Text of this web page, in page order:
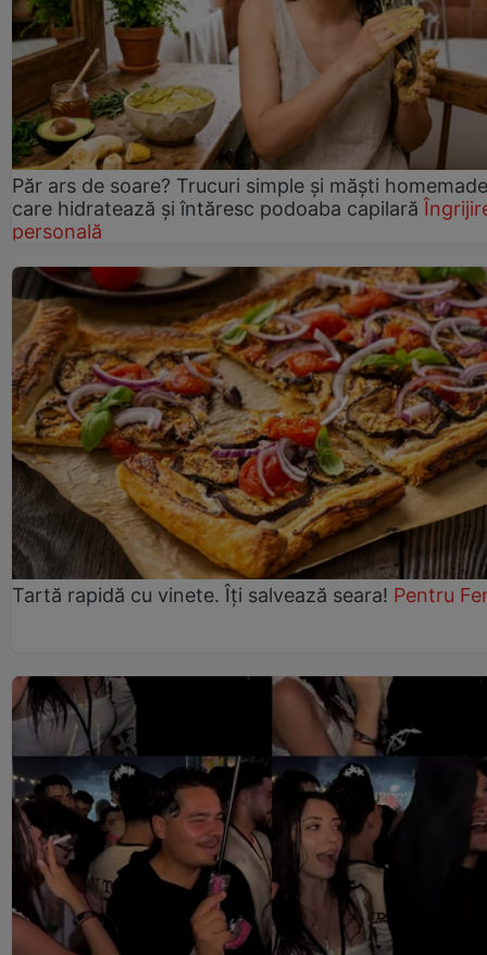
Păr ars de soare? Trucuri simple și măști homemade
care hidratează și întăresc podoaba capilară
personală
Tartă rapidă cu vinete. Îți salvează seara! Pentru